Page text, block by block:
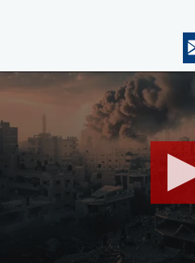
seconds
2
minutes,
seconds